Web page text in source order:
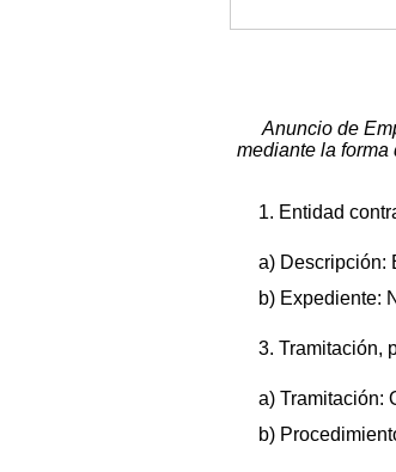
Anuncio de
mediante la
1. Entidad
a) Descripción:
b) Expediente:
3. Tramitación,
a) Tramitación:
b)